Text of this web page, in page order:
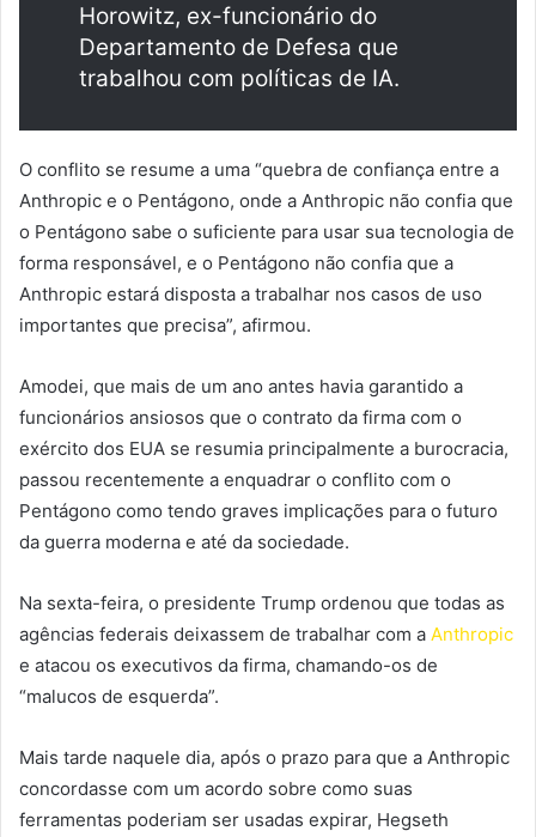
Horowitz, ex-funcionário do
Departamento de Defesa que
trabalhou com políticas de IA.
O conflito se resume a uma “quebra de confiança entre a
Anthropic e o Pentágono, onde a Anthropic não confia que
o Pentágono sabe o suficiente para usar sua tecnologia de
forma responsável, e o Pentágono não confia que a
Anthropic estará disposta a trabalhar nos casos de uso
importantes que precisa”, afirmou.
Amodei, que mais de um ano antes havia garantido a
funcionários ansiosos que o contrato da firma com o
exército dos EUA se resumia principalmente a burocracia,
passou recentemente a enquadrar o conflito com o
Pentágono como tendo graves implicações para o futuro
da guerra moderna e até da sociedade.
Na sexta-feira, o presidente Trump ordenou que todas as
agências federais deixassem de trabalhar com a Anthropic
e atacou os executivos da firma, chamando-os de
“malucos de esquerda”.
Mais tarde naquele dia, após o prazo para que a Anthropic
concordasse com um acordo sobre como suas
ferramentas poderiam ser usadas expirar, Hegseth